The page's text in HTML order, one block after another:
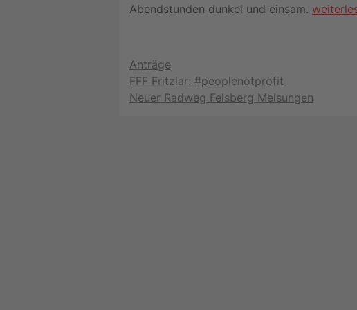
Abendstunden dunkel und einsam.
Kategorien
Anträge
FFF Fritzlar: #peoplenotprofit
Neuer Radweg Felsberg Melsungen